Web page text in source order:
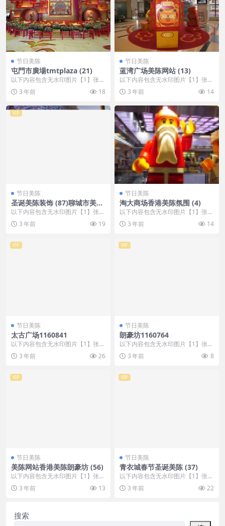
节日美陈
屯門市廣場tmtplaza (21)
以下内容包含无水印图片【1】张
，开通会员无障碍浏览 开通VIP会
员 3 年前 18
节日美陈
蓝湾广场美陈网站 (13)
以下内容包含无水印图片【1】张
，开通会员无障碍浏览 开通VIP会
员 3 年前 14
VIP
节日美陈
圣诞美陈装饰 (87)聊城市美程
制作
以下内容包含无水印图片【1】张
，开通会员无障碍浏览 开通VIP会
员 3 年前 19
节日美陈
淘大商场香港美陈氛围 (4)
以下内容包含无水印图片【1】张
，开通会员无障碍浏览 开通VIP会
员 3 年前 14
VIP
节日美陈
太古广场1160841
以下内容包含无水印图片【1】张
，开通会员无障碍浏览 开通VIP会
员 3 年前 26
VIP
节日美陈
朗豪坊1160764
以下内容包含无水印图片【1】张
，开通会员无障碍浏览 开通VIP会
员 3 年前 8
VIP
节日美陈
美陈网站香港美陈朗豪坊 (56)
以下内容包含无水印图片【1】张
，开通会员无障碍浏览 开通VIP会
员 3 年前 13
VIP
节日美陈
青衣城春节圣诞美陈 (37)
以下内容包含无水印图片【1】张
，开通会员无障碍浏览 开通VIP会
员 3 年前 22
搜索